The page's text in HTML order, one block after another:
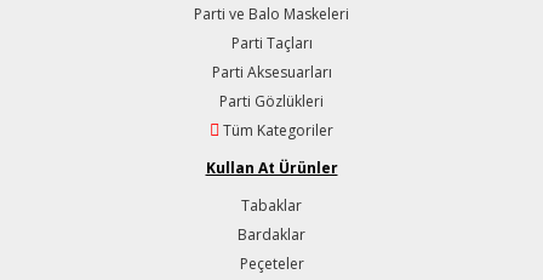
Parti ve Balo Maskeleri
Parti Taçları
Parti Aksesuarları
Parti Gözlükleri
Tüm Kategoriler
Kullan At Ürünler
Tabaklar
Bardaklar
Peçeteler